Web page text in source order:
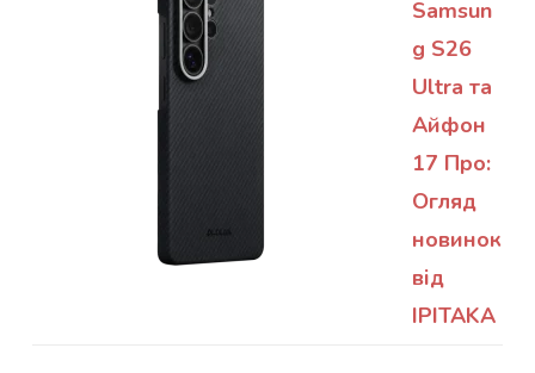
Samsun
g S26
Ultra та
Айфон
17 Про:
Огляд
новинок
від
IPITAKA